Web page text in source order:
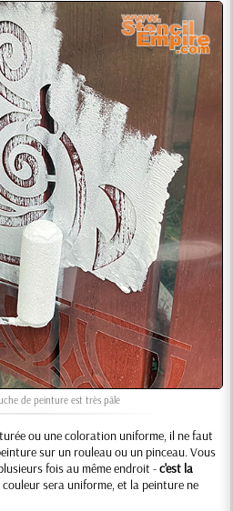
de peinture est très pâle
ou une coloration uniforme, il ne faut
sur un rouleau ou un pinceau. Vous
fois au même endroit -c'est la
couleur sera uniforme, et la peinture ne